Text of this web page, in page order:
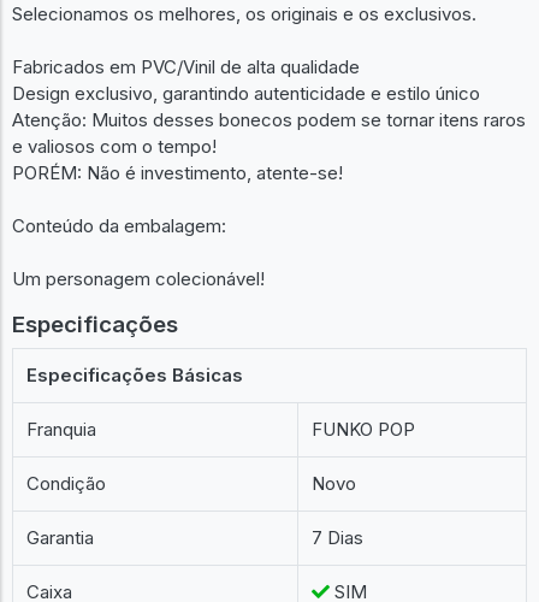
Selecionamos os melhores, os originais e os exclusivos.
Fabricados em PVC/Vinil de alta qualidade
Design exclusivo, garantindo autenticidade e estilo único
Atenção: Muitos desses bonecos podem se tornar itens raros
e valiosos com o tempo!
PORÉM: Não é investimento, atente-se!
Conteúdo da embalagem:
Um personagem colecionável!
Especificações
Especificações Básicas
Franquia FUNKO POP
Condição Novo
Garantia 7 Dias
Caixa SIM